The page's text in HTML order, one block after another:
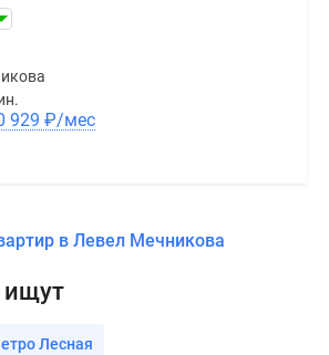
от 40 929 ₽/мес
в Левел Мечникова
ищут
Лесная